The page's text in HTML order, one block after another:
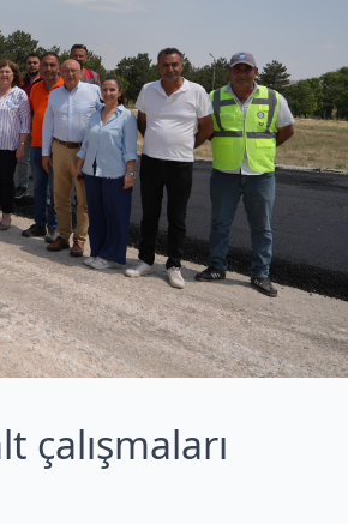
çalışmaları